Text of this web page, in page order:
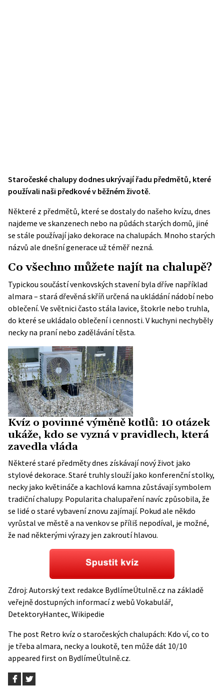
Staročeské chalupy dodnes ukrývají řadu předmětů, které
používali naši předkové v běžném životě.
Některé z předmětů, které se dostaly do našeho kvízu, dnes
najdeme ve skanzenech nebo na půdách starých domů, jiné
se stále používají jako dekorace na chalupách. Mnoho starých
názvů ale dnešní generace už téměř nezná.
Co všechno můžete najít na chalupě?
Typickou součástí venkovských stavení byla dříve například
almara – stará dřevěná skříň určená na ukládání nádobí nebo
oblečení. Ve světnici často stála lavice, štokrle nebo truhla,
do které se ukládalo oblečení i cennosti. V kuchyni nechyběly
necky na praní nebo zadělávání těsta.
Kvíz o povinné výměně kotlů: 10 otázek
ukáže, kdo se vyzná v pravidlech, která
zavedla vláda
Některé staré předměty dnes získávají nový život jako
stylové dekorace. Staré truhly slouží jako konferenční stolky,
necky jako květináče a kachlová kamna zůstávají symbolem
tradiční chalupy. Popularita chalupaření navíc způsobila, že
se lidé o staré vybavení znovu zajímají. Pokud ale někdo
vyrůstal ve městě a na venkov se příliš nepodíval, je možné,
že nad některými výrazy jen zakroutí hlavou.
Zdroj: Autorský text redakce BydlímeÚtulně.cz na základě
veřejně dostupných informací z webů Vokabulář,
DetektoryHantec, Wikipedie
The post Retro kvíz o staročeských chalupách: Kdo ví, co to
je třeba almara, necky a loukotě, ten může dát 10/10
appeared first on BydlímeÚtulně.cz.